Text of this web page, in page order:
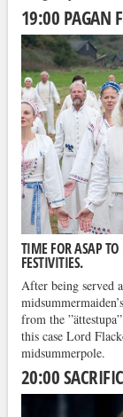
19:00 PAGAN
TIME FOR ASAP
FESTIVITIES.
After being served
from the
this case Lord
midsummerpole.
20:00